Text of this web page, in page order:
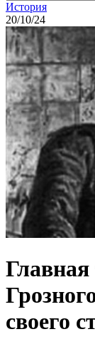
История
20/10/24
своего